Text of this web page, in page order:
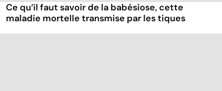
Ce qu’il faut savoir de la babésiose, cette
maladie mortelle transmise par les tiques